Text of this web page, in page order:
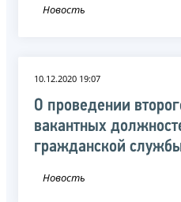
Новость
10.12.2020 19:07
О проведении
вакантных
гражданской
Новость